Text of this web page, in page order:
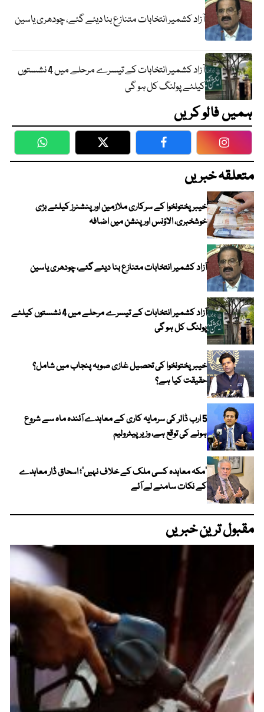
آزاد کشمیر انتخابات متنازع بنا دیئے گئے، چودھری یاسین
آزاد کشمیر انتخابات کے تیسرے مرحلے میں 4 نشستوں
کیلئے پولنگ کل ہو گی
ہمیں فالو کریں
WhatsApp Twitter Facebook
متعلقہ خبریں
خیبرپختونخوا کے سرکاری ملازمین اور پنشنرز کیلئے بڑی
خوشخبری، الاؤنس اور پنشن میں اضافہ
آزاد کشمیر انتخابات متنازع بنا دیئے گئے، چودھری یاسین
آزاد کشمیر انتخابات کے تیسرے مرحلے میں 4 نشستوں کیلئے
پولنگ کل ہو گی
خیبر پختونخوا کی تحصیل غازی صوبہ پنجاب میں شامل؟
حقیقت کیا ہے؟
5 ارب ڈالر کی سرمایہ کاری کے معاہدے آئندہ ماہ سے شروع
ہونے کی توقع ہے، وزیر پیٹرولیم
‘مکہ معاہدہ کسی ملک کے خلاف نہیں’؛ اسحاق ڈار معاہدے
کے نکات سامنے لے آئے
مقبول ترین خبریں